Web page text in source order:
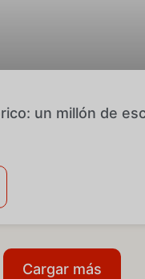
un millón de
Cargar más